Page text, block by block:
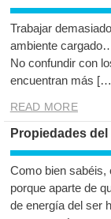
Trabajar
ambiente
No confundir con
encuentran más
READ MORE
Propiedades del
Como bien sabéis,
porque aparte de
de energía del ser